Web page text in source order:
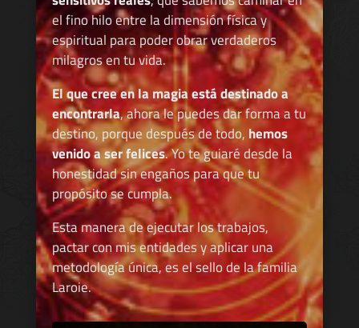
el fino hilo entre la dimensión física y
espiritual para poder obrar verdaderos
milagros en tu vida.
El que cree en la magia está destinado a
encontrarla, ahora le puedes dar forma a tu
destino, porque después de todo, hemos
venido a ser felices. Yo te guiaré desde la
honestidad sin engaños para que tu
propósito se cumpla.
Esta manera de ejecutar los trabajos,
pactar con mis entidades y aplicar una
metodología única, es el sello de la familia
Laroie.